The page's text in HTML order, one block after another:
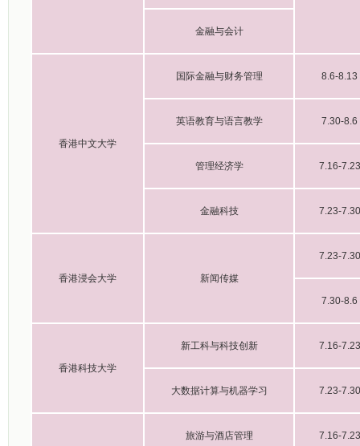
金融与会计
香港中文大学
国际金融与财务管理 8.6-8.13
英语教育与语言教学 7.30-8.6
管理经济学 7.16-7.23
金融科技 7.23-7.30
香港浸会大学 新闻传媒
7.23-7.30
7.30-8.6
香港科技大学
新工科与科技创新 7.16-7.23
大数据计算与机器学习 7.23-7.30
旅游与酒店管理 7.16-7.23